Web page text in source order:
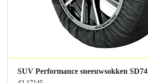
SUV Performance sneeuwsokken SD74